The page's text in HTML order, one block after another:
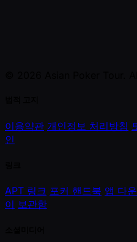
이용약관 개인정보 처리방침
인
APT 링크 포커 핸드북 앱 다
이 보관함